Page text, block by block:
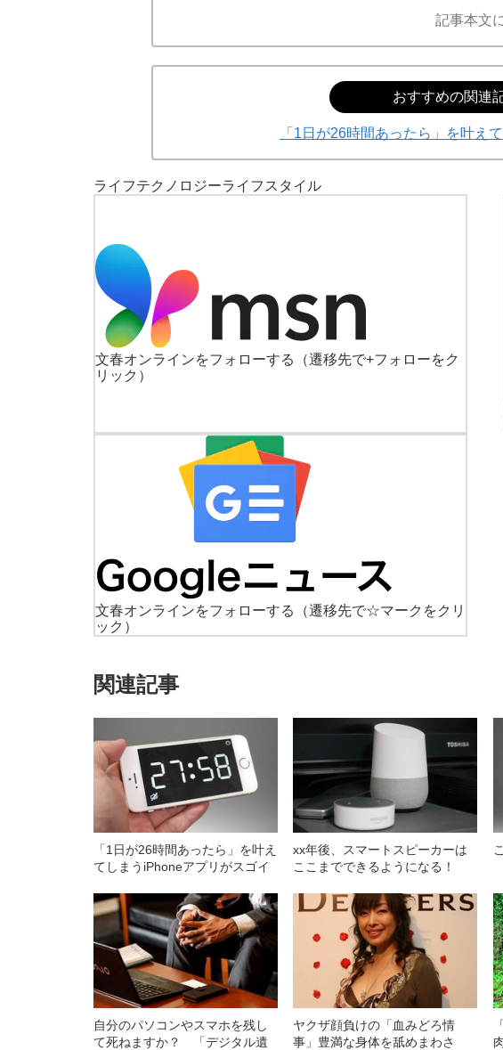
記事本文
おすすめの関連
「1日が26時間あったら」を叶え
ライフテクノロジーライフスタイル
文春オンラインをフォローする
（遷移先で+フォローをク
リック）
文春オンラインをフォローする
（遷移先で☆マークをクリ
ック）
関連記事
「1日が26時間あったら」を叶え
てしまうiPhoneアプリがスゴイ
xx年後、スマートスピーカーは
ここまでできるようになる！
自分のパソコンやスマホを残し
て死ねますか？ 「デジタル遺
ヤクザ顔負けの「血みどろ情
事」豊満な身体を舐めまわさ